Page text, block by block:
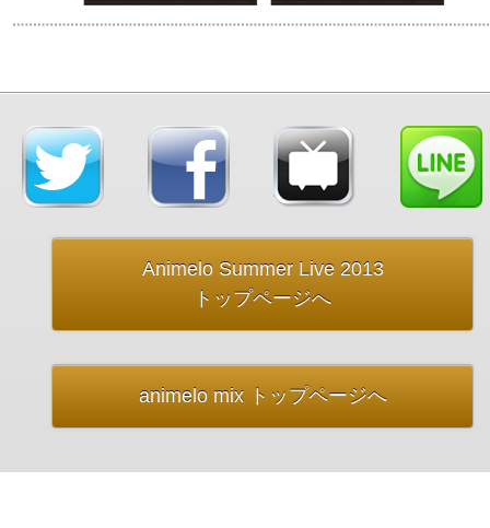
Animelo Summer Live 2013
トップページへ
animelo mix トップページへ